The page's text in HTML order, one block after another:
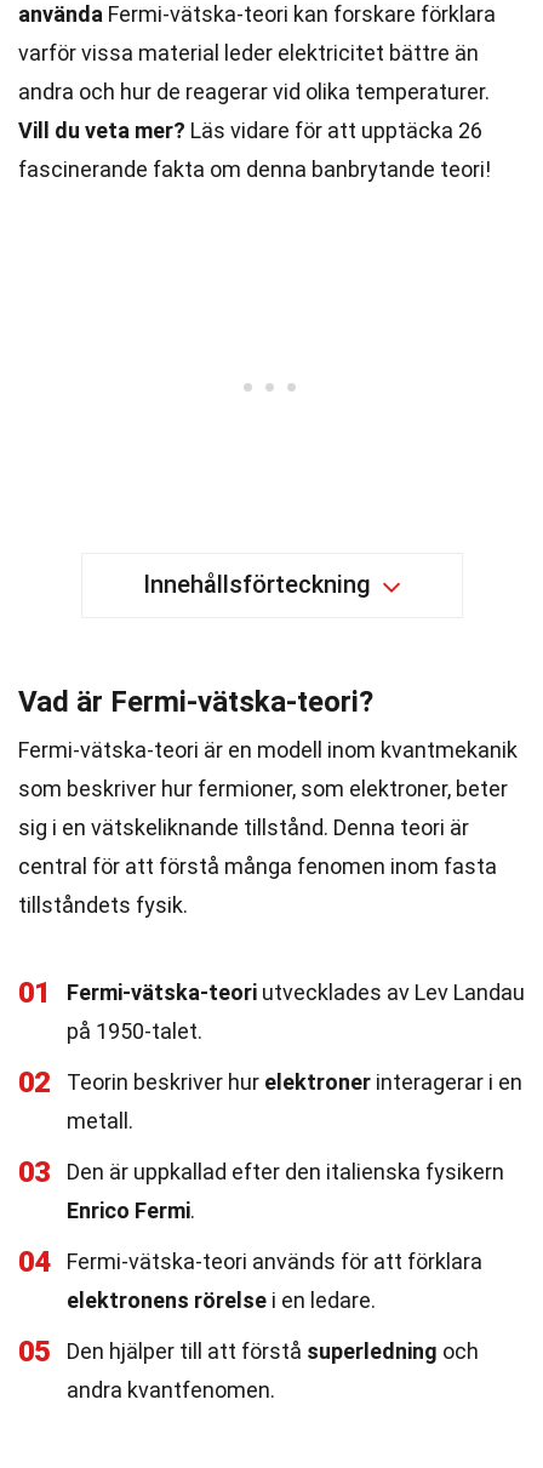
använda Fermi-vätska-teori kan forskare förklara
varför vissa material leder elektricitet bättre än
andra och hur de reagerar vid olika temperaturer.
Vill du veta mer? Läs vidare för att upptäcka 26
fascinerande fakta om denna banbrytande teori!
Innehållsförteckning
Vad är Fermi-vätska-teori?
Fermi-vätska-teori är en modell inom kvantmekanik
som beskriver hur fermioner, som elektroner, beter
sig i en vätskeliknande tillstånd. Denna teori är
central för att förstå många fenomen inom fasta
tillståndets fysik.
01 Fermi-vätska-teori utvecklades av Lev Landau
på 1950-talet.
02 Teorin beskriver hur elektroner interagerar i en
metall.
03
Den är uppkallad efter den italienska fysikern
Enrico Fermi.
04
Fermi-vätska-teori används för att förklara
elektronens rörelse i en ledare.
05 Den hjälper till att förstå superledning och
andra kvantfenomen.